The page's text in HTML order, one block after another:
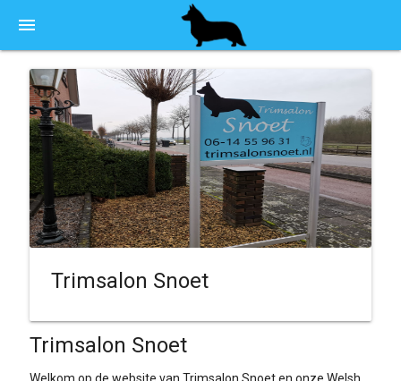
menu
Trimsalon Snoet
Trimsalon Snoet